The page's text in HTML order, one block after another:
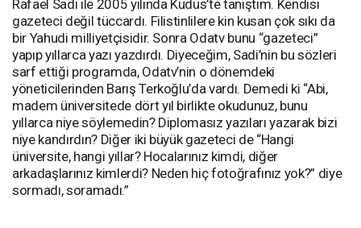
Rafael Sadi ile 2005 yılında Kudüs’te tanıştım. Kendisi
gazeteci değil tüccardı. Filistinlilere kin kusan çok sıkı da
bir Yahudi milliyetçisidir. Sonra Odatv bunu “gazeteci”
yapıp yıllarca yazı yazdırdı. Diyeceğim, Sadi’nin bu sözleri
sarf ettiği programda, Odatv’nin o dönemdeki
yöneticilerinden Barış Terkoğlu’da vardı. Demedi ki “Abi,
madem üniversitede dört yıl birlikte okudunuz, bunu
yıllarca niye söylemedin? Diplomasız yazıları yazarak bizi
niye kandırdın? Diğer iki büyük gazeteci de “Hangi
üniversite, hangi yıllar? Hocalarınız kimdi, diğer
arkadaşlarınız kimlerdi? Neden hiç fotoğrafınız yok?” diye
sormadı, soramadı.”